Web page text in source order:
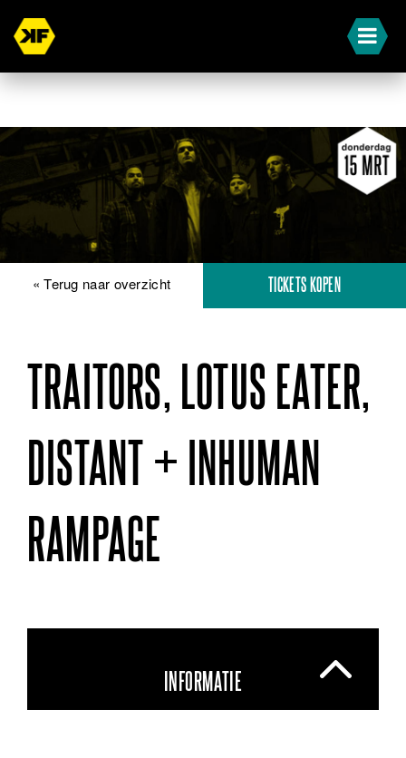
« Terug naar overzicht TICKETS KOPEN
TRAITORS, LOTUS EATER,
DISTANT + INHUMAN
RAMPAGE
INFORMATIE